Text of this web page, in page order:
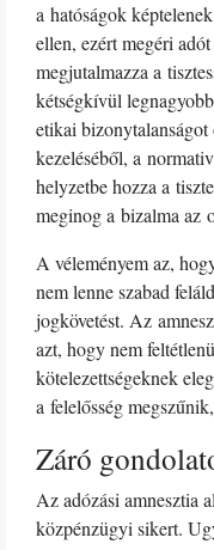
a hatóságok
ellen, ezért megéri
megjutalmazza a
kétségkívül
etikai
kezeléséből, a
helyzetbe hozza a
meginog a bizalma az
A véleményem az,
nem lenne szabad
jogkövetést. Az
azt, hogy nem
kötelezettségeknek
a felelősség
Záró
Az adózási amnesztia
közpénzügyi sikert.